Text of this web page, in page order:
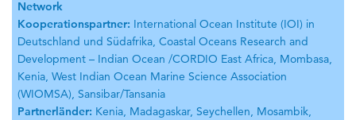
Network
Kooperationspartner: International Ocean Institute (IOI) in
Deutschland und Südafrika, Coastal Oceans Research and
Development – Indian Ocean /CORDIO East Africa, Mombasa,
Kenia, West Indian Ocean Marine Science Association
(WIOMSA), Sansibar/Tansania
Partnerländer: Kenia, Madagaskar, Seychellen, Mosambik,